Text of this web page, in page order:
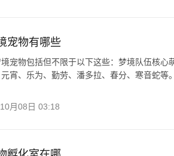
宠物有哪些
宠物包括但不限于以下这些：梦境队伍核
宵、乐为、勤劳、潘多拉、春分、寒音蛇
月08日 03:18